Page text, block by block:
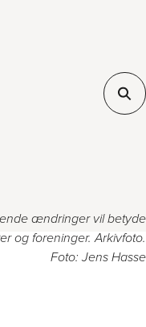
ændringer vil betyde
og foreninger. Arkivfoto.
Foto: Jens Hasse